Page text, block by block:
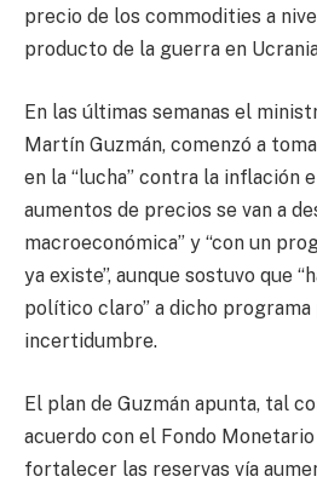
precio de los commodities a
producto de la guerra en
En las últimas semanas el
Martín Guzmán, comenzó a
en la “lucha” contra la inflación
aumentos de precios se van a
macroeconómica” y “con un
ya existe”, aunque sostuvo que
político claro” a dicho
incertidumbre.
El plan de Guzmán apunta, tal
acuerdo con el Fondo
fortalecer las reservas vía